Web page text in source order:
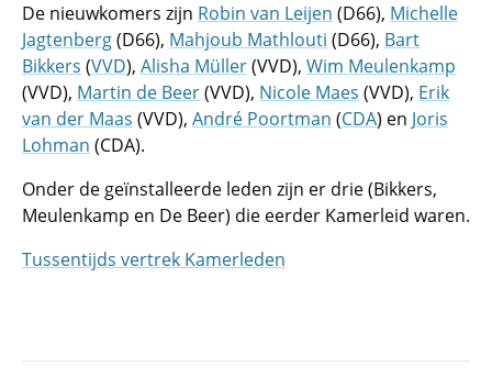
De nieuwkomers zijn Robin van Leijen (D66), Michelle
Jagtenberg(D66), Mahjoub Mathlouti (D66), Bart
Bikkers (VVD), Alisha Müller(VVD), Wim Meulenkamp
(VVD), Martin de Beer(VVD), Nicole Maes (VVD), Erik
van der Maas (VVD), André Poortman (CDA) en Joris
Lohman (CDA).
Onder de geïnstalleerde leden zijn er drie (Bikkers,
Meulenkamp en De Beer) die eerder Kamerleid waren.
Tussentijds vertrek Kamerleden